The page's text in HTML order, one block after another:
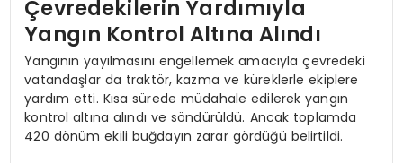
Çevredekilerin Yardımıyla
Yangın Kontrol Altına Alındı
Yangının yayılmasını engellemek amacıyla çevredeki
vatandaşlar da traktör, kazma ve küreklerle ekiplere
yardım etti. Kısa sürede müdahale edilerek yangın
kontrol altına alındı ve söndürüldü. Ancak toplamda
420 dönüm ekili buğdayın zarar gördüğü belirtildi.